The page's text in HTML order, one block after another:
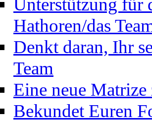
Hathoren/das
Denkt daran, Ihr
Team
Eine neue Matrize
Bekundet Euren